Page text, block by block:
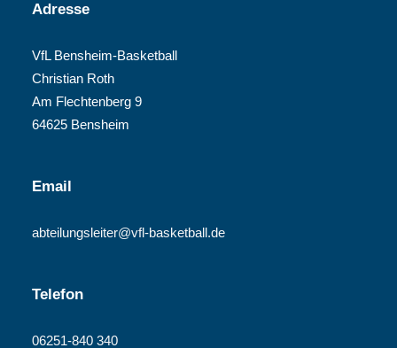
Adresse
VfL Bensheim-Basketball
Christian Roth
Am Flechtenberg 9
64625 Bensheim
Email
abteilungsleiter@vfl-basketball.de
Telefon
06251-840 340